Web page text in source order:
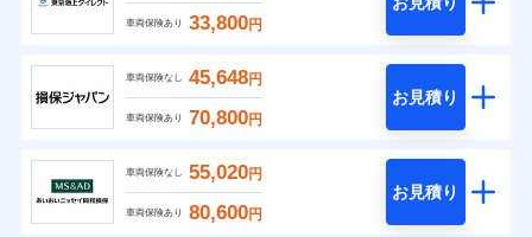
車両保険あり 33,800円
車両保険なし 45,648円
車両保険あり 70,800円
お見積り
車両保険なし 55,020円
車両保険あり 80,600円
お見積り